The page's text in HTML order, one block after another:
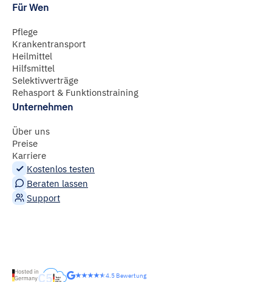
Für Wen
Pflege
Krankentransport
Heilmittel
Hilfsmittel
Selektivverträge
Rehasport & Funktionstraining
Unternehmen
Über uns
Preise
Karriere
Kostenlos testen
Beraten lassen
Support
4.5 Bewertung